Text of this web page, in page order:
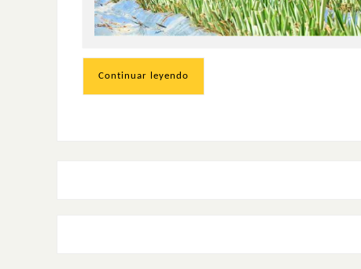
Continuar leyendo